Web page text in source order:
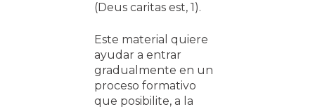
(Deus caritas est, 1).
Este material quiere
ayudar a entrar
gradualmente en un
proceso formativo
que posibilite, a la